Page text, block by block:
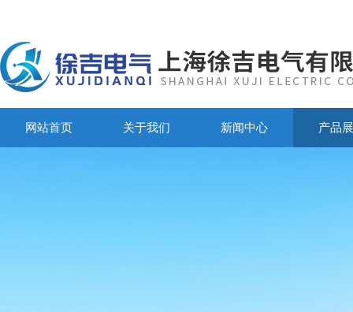
网站首页 关于我们 新闻中心 产品